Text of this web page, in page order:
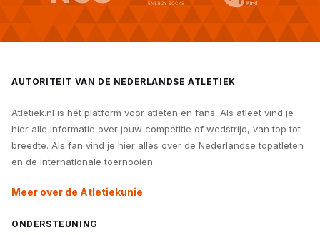
AUTORITEIT VAN DE NEDERLANDSE ATLETIEK
Atletiek.nl is hét platform voor atleten en fans. Als atleet vind je
hier alle informatie over jouw competitie of wedstrijd, van top tot
breedte. Als fan vind je hier alles over de Nederlandse topatleten
en de internationale toernooien.
Meer over de Atletiekunie
ONDERSTEUNING